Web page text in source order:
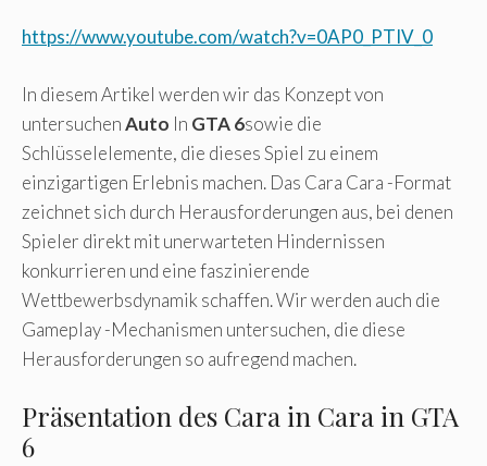
https://www.youtube.com/watch?v=0AP0_PTIV_0
In diesem Artikel werden wir das Konzept von
untersuchenAuto In GTA 6sowie die
Schlüsselelemente, die dieses Spiel zu einem
einzigartigen Erlebnis machen. Das Cara Cara -Format
zeichnet sich durch Herausforderungen aus, bei denen
Spieler direkt mit unerwarteten Hindernissen
konkurrieren und eine faszinierende
Wettbewerbsdynamik schaffen. Wir werden auch die
Gameplay -Mechanismen untersuchen, die diese
Herausforderungen so aufregend machen.
Präsentation des Cara in Cara in GTA
6